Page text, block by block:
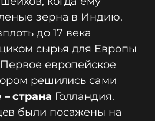
зерна в Индию.
до 17 века
сырья для Европы
европейское
решились сами
страна Голландия.
были посажены на